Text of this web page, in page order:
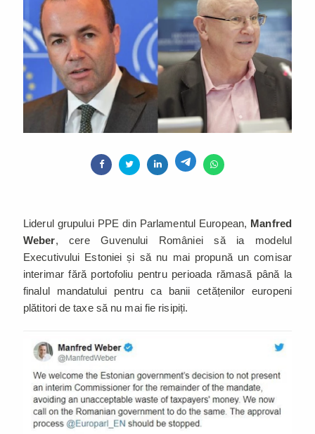
Liderul grupului PPE din Parlamentul European, Manfred
Weber, cere Guvenului României să ia modelul
Executivului Estoniei și să nu mai propună un comisar
interimar fără portofoliu pentru perioada rămasă până la
finalul mandatului pentru ca banii cetățenilor europeni
plătitori de taxe să nu mai fie risipiți.